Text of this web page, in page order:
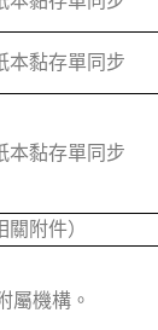
本黏存單同步
本黏存單同步
附件）
屬機構。